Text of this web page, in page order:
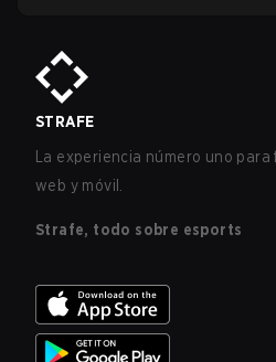
STRAFE
La experiencia número uno
web y móvil.
Strafe, todo sobre esports